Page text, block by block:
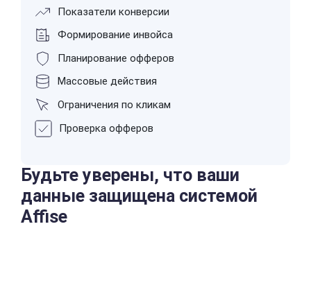
Показатели конверсии
Формирование инвойса
Планирование офферов
Массовые действия
Ограничения по кликам
Проверка офферов
Будьте уверены, что ваши
данные защищена системой
Affise